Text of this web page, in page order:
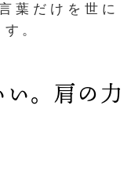
葉だけを世に
。
。肩の力